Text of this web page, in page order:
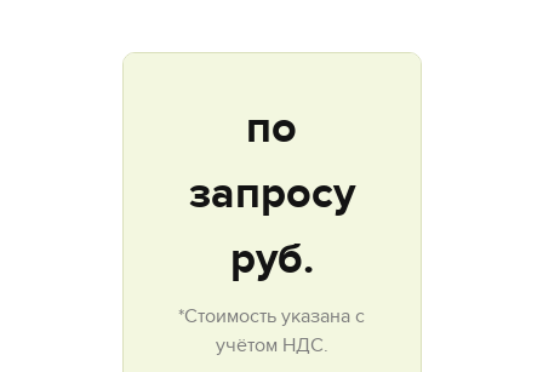
по
запросу
руб.
*Стоимость указана с
учётом НДС.